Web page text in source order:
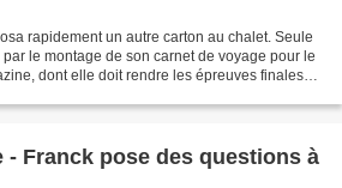
rapidement un autre carton au chalet. Seule
le montage de son carnet de voyage pour le
dont elle doit rendre les épreuves finales
- Franck pose des questions à